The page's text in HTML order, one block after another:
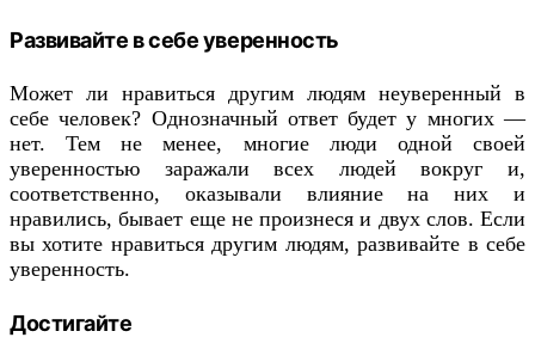
Развивайте в себе уверенность
Может ли нравиться другим людям неуверенный в
себе человек? Однозначный ответ будет у многих —
нет. Тем не менее, многие люди одной своей
уверенностью заражали всех людей вокруг и,
соответственно, оказывали влияние на них и
нравились, бывает еще не произнеся и двух слов. Если
вы хотите нравиться другим людям, развивайте в себе
уверенность.
Достигайте